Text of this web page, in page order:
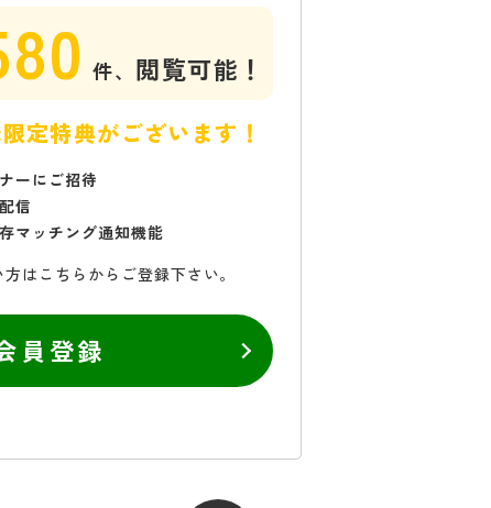
件、 閲覧可能！
定特典がございます！
ーにご招待
信
マッチング通知機能
はこちらからご登録下さい。
員登録